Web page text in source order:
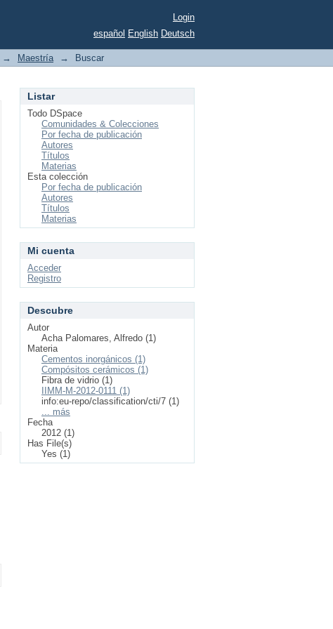
Login
español English Deutsch
→ Maestría → Buscar
Listar
Todo DSpace
Comunidades & Colecciones
Por fecha de publicación
Autores
Títulos
Materias
Esta colección
Por fecha de publicación
Autores
Títulos
Materias
Mi cuenta
Acceder
Registro
Descubre
Autor
Acha Palomares, Alfredo (1)
Materia
Cementos inorgánicos (1)
Compósitos cerámicos (1)
Fibra de vidrio (1)
IIMM-M-2012-0111 (1)
info:eu-repo/classification/cti/7 (1)
... más
Fecha
2012 (1)
Has File(s)
Yes (1)